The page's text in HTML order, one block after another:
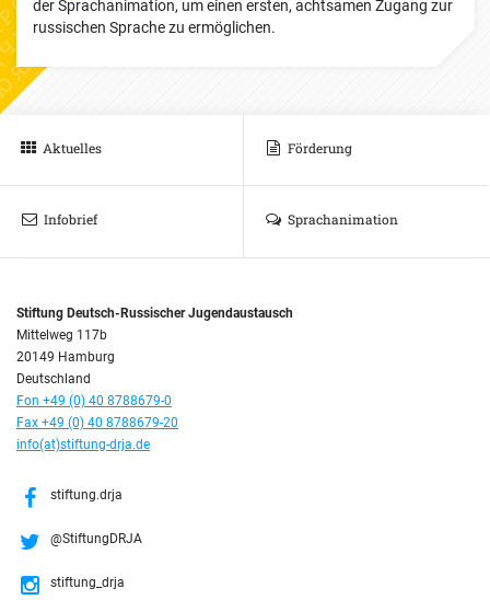
der Sprachanimation, um einen ersten, achtsamen Zugang zur
russischen Sprache zu ermöglichen.
Aktuelles Förderung
Infobrief Sprachanimation
Stiftung Deutsch-Russischer Jugendaustausch
Mittelweg 117b
20149 Hamburg
Deutschland
Fon +49 (0) 40 8788679-0
Fax +49 (0) 40 8788679-20
info(at)stiftung-drja.de
stiftung.drja
@StiftungDRJA
stiftung_drja